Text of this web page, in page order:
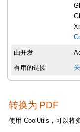
由开发
有用的链接
转换为 PDF
使用 CoolUtils，可以将